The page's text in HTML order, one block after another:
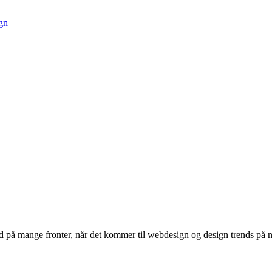
mange fronter, når det kommer til webdesign og design trends